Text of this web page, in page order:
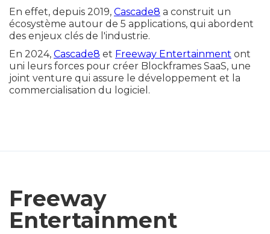
En effet, depuis 2019, Cascade8 a construit un
écosystème autour de 5 applications, qui abordent
des enjeux clés de l'industrie.
En 2024, Cascade8 et Freeway Entertainment ont
uni leurs forces pour créer Blockframes SaaS, une
joint venture qui assure le développement et la
commercialisation du logiciel.
Freeway
Entertainment